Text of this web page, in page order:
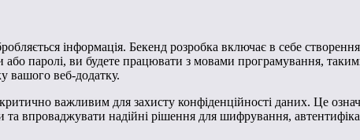
інформація. Бекенд розробка включає в себе
або паролі, ви будете працювати з мовами програмування,
вашого веб-додатку.
важливим для захисту конфіденційності даних. Це
впроваджувати надійні рішення для шифрування,